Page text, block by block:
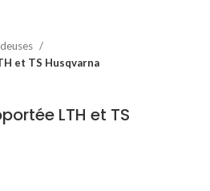
et TS Husqvarna
LTH et TS